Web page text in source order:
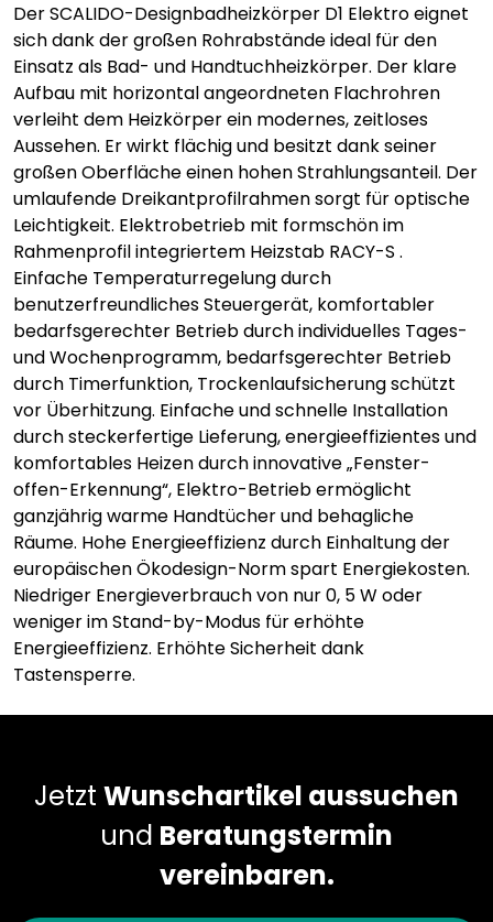
Der SCALIDO-Designbadheizkörper D1 Elektro eignet
sich dank der großen Rohrabstände ideal für den
Einsatz als Bad- und Handtuchheizkörper. Der klare
Aufbau mit horizontal angeordneten Flachrohren
verleiht dem Heizkörper ein modernes, zeitloses
Aussehen. Er wirkt flächig und besitzt dank seiner
großen Oberfläche einen hohen Strahlungsanteil. Der
umlaufende Dreikantprofilrahmen sorgt für optische
Leichtigkeit. Elektrobetrieb mit formschön im
Rahmenprofil integriertem Heizstab RACY-S .
Einfache Temperaturregelung durch
benutzerfreundliches Steuergerät, komfortabler
bedarfsgerechter Betrieb durch individuelles Tages-
und Wochenprogramm, bedarfsgerechter Betrieb
durch Timerfunktion, Trockenlaufsicherung schützt
vor Überhitzung. Einfache und schnelle Installation
durch steckerfertige Lieferung, energieeffizientes und
komfortables Heizen durch innovative „Fenster-
offen-Erkennung“, Elektro-Betrieb ermöglicht
ganzjährig warme Handtücher und behagliche
Räume. Hohe Energieeffizienz durch Einhaltung der
europäischen Ökodesign-Norm spart Energiekosten.
Niedriger Energieverbrauch von nur 0, 5 W oder
weniger im Stand-by-Modus für erhöhte
Energieeffizienz. Erhöhte Sicherheit dank
Tastensperre.
Jetzt Wunschartikel aussuchen
und Beratungstermin
vereinbaren.